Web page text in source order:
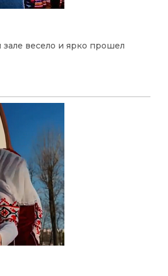
весело и ярко прошел